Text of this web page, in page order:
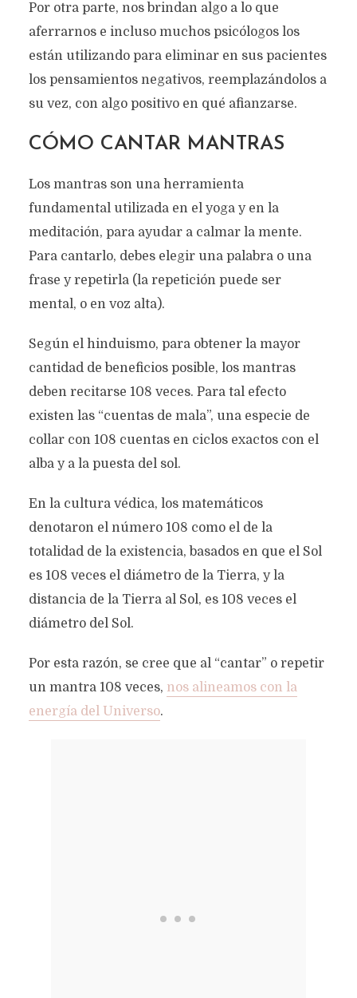
Por otra parte, nos brindan algo a lo que
aferrarnos e incluso muchos psicólogos los
están utilizando para eliminar en sus pacientes
los pensamientos negativos, reemplazándolos a
su vez, con algo positivo en qué afianzarse.
CÓMO CANTAR MANTRAS
Los mantras son una herramienta
fundamental utilizada en el yoga y en la
meditación, para ayudar a calmar la mente.
Para cantarlo, debes elegir una palabra o una
frase y repetirla (la repetición puede ser
mental, o en voz alta).
Según el hinduismo, para obtener la mayor
cantidad de beneficios posible, los mantras
deben recitarse 108 veces. Para tal efecto
existen las “cuentas de mala”, una especie de
collar con 108 cuentas en ciclos exactos con el
alba y a la puesta del sol.
En la cultura védica, los matemáticos
denotaron el número 108 como el de la
totalidad de la existencia, basados en que el Sol
es 108 veces el diámetro de la Tierra, y la
distancia de la Tierra al Sol, es 108 veces el
diámetro del Sol.
Por esta razón, se cree que al “cantar” o repetir
un mantra 108 veces, nos alineamos con la
energía del Universo.